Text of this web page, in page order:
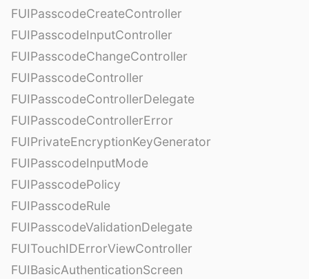
FUIPasscodeCreateController
FUIPasscodeInputController
FUIPasscodeChangeController
FUIPasscodeController
FUIPasscodeControllerDelegate
FUIPasscodeControllerError
FUIPrivateEncryptionKeyGenerator
FUIPasscodeInputMode
FUIPasscodePolicy
FUIPasscodeRule
FUIPasscodeValidationDelegate
FUITouchIDErrorViewController
FUIBasicAuthenticationScreen